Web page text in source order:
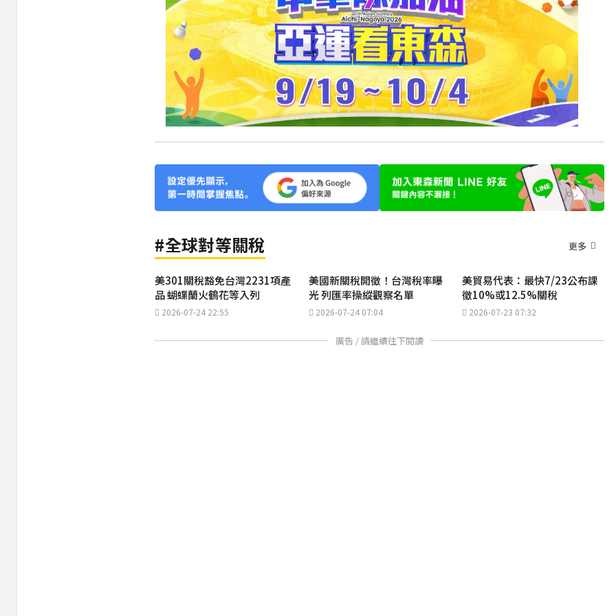
#全球對等關稅 更多
美301關稅豁免台灣2231項產
品 蝴蝶蘭火鶴花等入列
2026-07-24 22:55
美國新關稅開徵！台灣稅率曝
光 列匯率操縱觀察名單
2026-07-24 07:04
美貿易代表：最快7/23公布課
徵10%或12.5%關稅
2026-07-23 07:32
廣告 / 請繼續往下閱讀